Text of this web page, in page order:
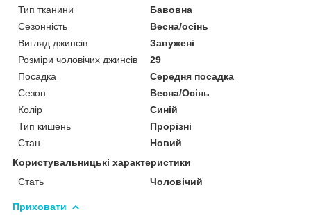
Тип тканини
Бавовна
Сезонність
Весна/осінь
Вигляд джинсів
Завужені
Розміри чоловічих джинсів
29
Посадка
Середня посадка
Сезон
Весна/Осінь
Колір
Синій
Тип кишень
Прорізні
Стан
Новий
Користувальницькі характеристики
Стать
Чоловічий
Приховати